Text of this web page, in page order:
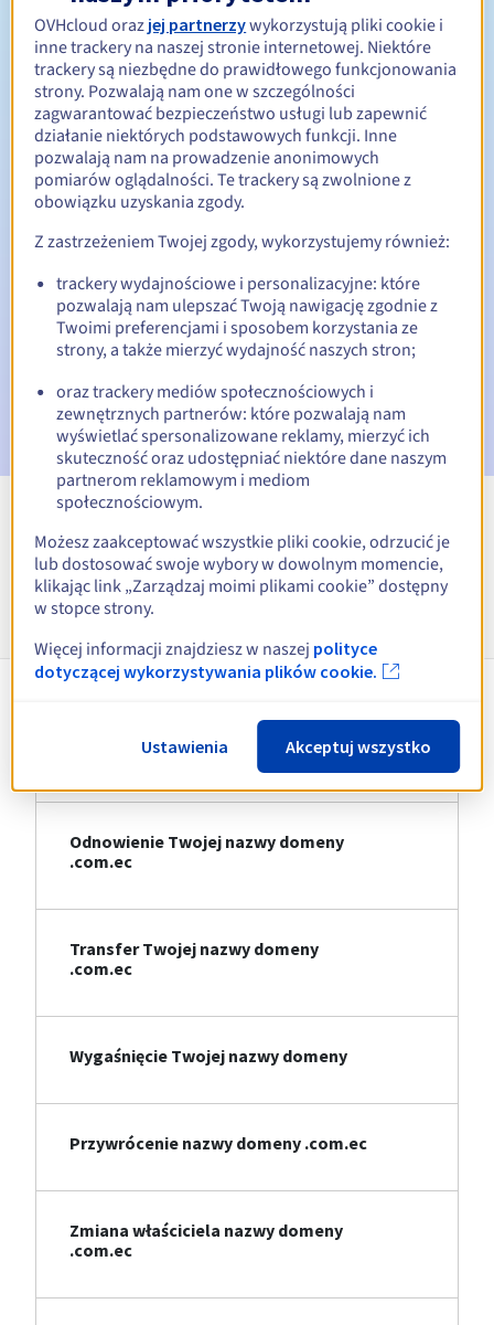
Okres odnowienia Od 1 do 10 lat
Okres wykupu
E-maile ostrzegawcze:60, 30, 15, 7 i 3 dni przed datą
wygaśnięcia
E-mail w dniu wygaśnięcia powiadamiający o zawieszeniu
nazwy domeny
E-mail po Redemption Grace Periodpowiadamiający o
usunięciu nazwy domeny
Zobacz wszystkie rozszerzenia
Informacje o .com.ec
Odnowienie Twojej nazwy domeny
.com.ec
Transfer Twojej nazwy domeny
.com.ec
Wygaśnięcie Twojej nazwy domeny
Przywrócenie nazwy domeny .com.ec
Zmiana właściciela nazwy domeny
.com.ec
OVHcloud oraz jej partnerzywykorzystują pliki cookie i
inne trackery na naszej stronie internetowej. Niektóre
trackery są niezbędne do prawidłowego funkcjonowania
strony. Pozwalają nam one w szczególności
zagwarantować bezpieczeństwo usługi lub zapewnić
działanie niektórych podstawowych funkcji. Inne
pozwalają nam na prowadzenie anonimowych
pomiarów oglądalności. Te trackery są zwolnione z
obowiązku uzyskania zgody.
Z zastrzeżeniem Twojej zgody, wykorzystujemy również:
trackery wydajnościowe i personalizacyjne: które
pozwalają nam ulepszać Twoją nawigację zgodnie z
Twoimi preferencjami i sposobem korzystania ze
strony, a także mierzyć wydajność naszych stron;
oraz trackery mediów społecznościowych i
zewnętrznych partnerów: które pozwalają nam
wyświetlać spersonalizowane reklamy, mierzyć ich
skuteczność oraz udostępniać niektóre dane naszym
partnerom reklamowym i mediom
społecznościowym.
Możesz zaakceptować wszystkie pliki cookie, odrzucić je
lub dostosować swoje wybory w dowolnym momencie,
klikając link „Zarządzaj moimi plikami cookie” dostępny
w stopce strony.
Więcej informacji znajdziesz w naszej polityce
dotyczącej wykorzystywania plików cookie.
Ustawienia Akceptuj wszystko